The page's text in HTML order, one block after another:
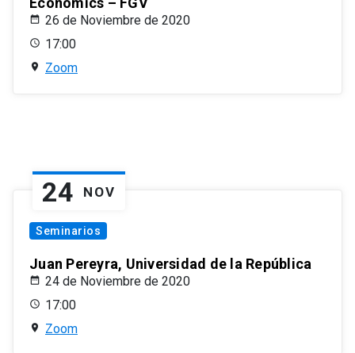
26 de Noviembre de 2020
17:00
Zoom
24 NOV
Seminarios
Juan Pereyra, Universidad de la República
24 de Noviembre de 2020
17:00
Zoom